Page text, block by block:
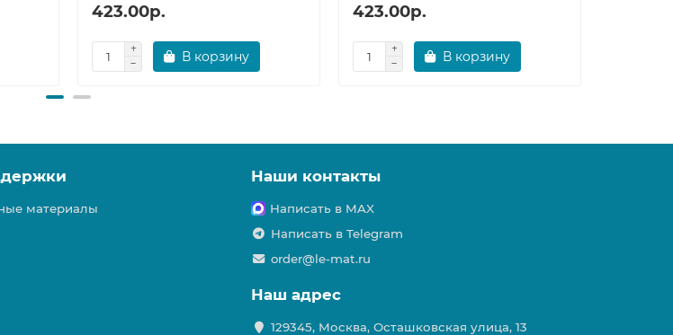
423.00р.
В корзину
423.00р.
В корзину
материалы
Наши контакты
Написать в MAX
Написать в Telegram
order@le-mat.ru
Наш адрес
129345, Москва, Осташковская улица, 13